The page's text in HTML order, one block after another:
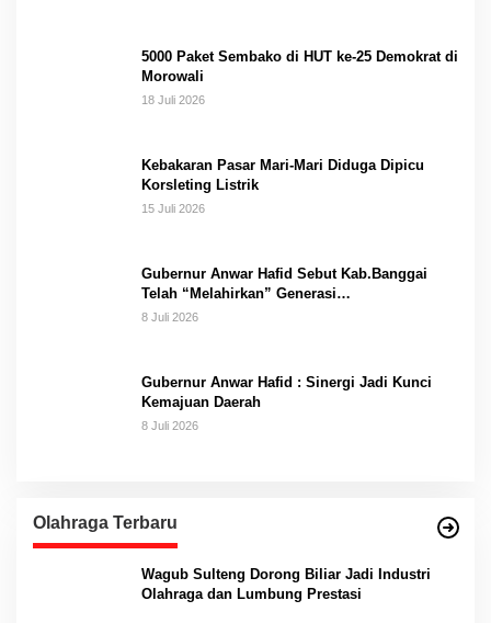
5000 Paket Sembako di HUT ke-25 Demokrat di
Morowali
18 Juli 2026
Kebakaran Pasar Mari-Mari Diduga Dipicu
Korsleting Listrik
15 Juli 2026
Gubernur Anwar Hafid Sebut Kab.Banggai
Telah “Melahirkan” Generasi…
8 Juli 2026
Gubernur Anwar Hafid : Sinergi Jadi Kunci
Kemajuan Daerah
8 Juli 2026
Olahraga Terbaru
Wagub Sulteng Dorong Biliar Jadi Industri
Olahraga dan Lumbung Prestasi